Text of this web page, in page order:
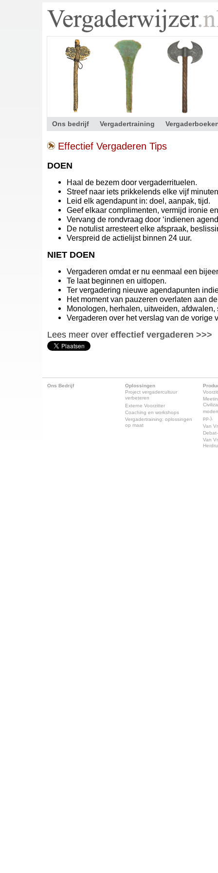
Ons bedrijf Vergadertraining
Contact
Effectief Vergaderen Tips
DOEN
Haal de bezem door vergaderrituelen.
Streef naar iets prikkelends elke vijf
Leid elk agendapunt in: doel, aanpak, tijd.
Geef elkaar complimenten, vermijd ironie
Vervang de rondvraag door ‘indienen
De notulist arresteert elke afspraak,
Verspreid de actielijst binnen 24 uur.
NIET DOEN
Vergaderen omdat er nu eenmaal een
Te laat beginnen en uitlopen.
Ter vergadering nieuwe agendapunten
Het moment van pauzeren overlaten aan
Monologen, herhalen, uitweiden,
Vergaderen over het verslag van de vorige
Lees meer over effectief vergaderen >>>
Ons Bedrijf
Oplossingen
Project vergadercultuur
verbeteren
Externe Voorzitter
Coaching en workshops
Vergadertraining: oplossingen
op maat
pp.).
Van
Van